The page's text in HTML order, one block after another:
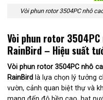
Vòi phun rotor 3504PC nhô
Vòi phun rotor
RainBird – Hiệu suất
Vòi phun rotor 3504PC nhô
RainBird là lựa chọn lý tưởng
vườn, cảnh quan biệt thự và
mang đến độ bền cao, hạt